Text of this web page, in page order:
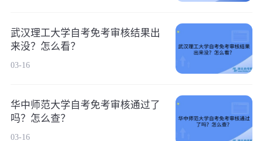
武汉理工大学自考免考审核结果出
来没？怎么看？
03-16
华中师范大学自考免考审核通过了
吗？怎么查？
03-16